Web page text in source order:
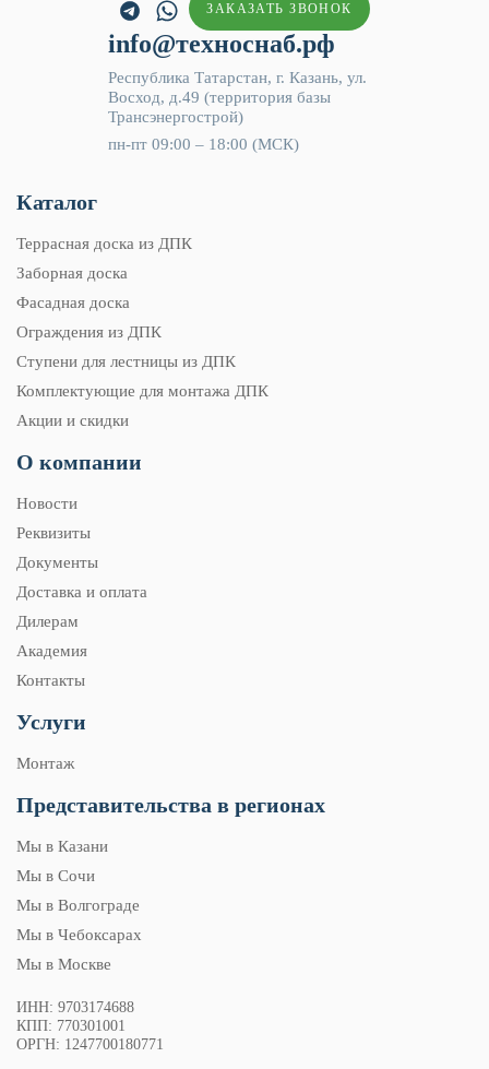
ЗАКАЗАТЬ ЗВОНОК
info@техноснаб.рф
Республика Татарстан, г. Казань, ул.
Восход, д.49 (территория базы
Трансэнергострой)
пн-пт 09:00 – 18:00 (МСК)
Каталог
Террасная доска из ДПК
Заборная доска
Фасадная доска
Ограждения из ДПК
Ступени для лестницы из ДПК
Комплектующие для монтажа ДПК
Акции и скидки
О компании
Новости
Реквизиты
Документы
Доставка и оплата
Дилерам
Академия
Контакты
Услуги
Монтаж
Представительства в регионах
Мы в Казани
Мы в Сочи
Мы в Волгограде
Мы в Чебоксарах
Мы в Москве
ИНН: 9703174688
КПП: 770301001
ОРГН: 1247700180771